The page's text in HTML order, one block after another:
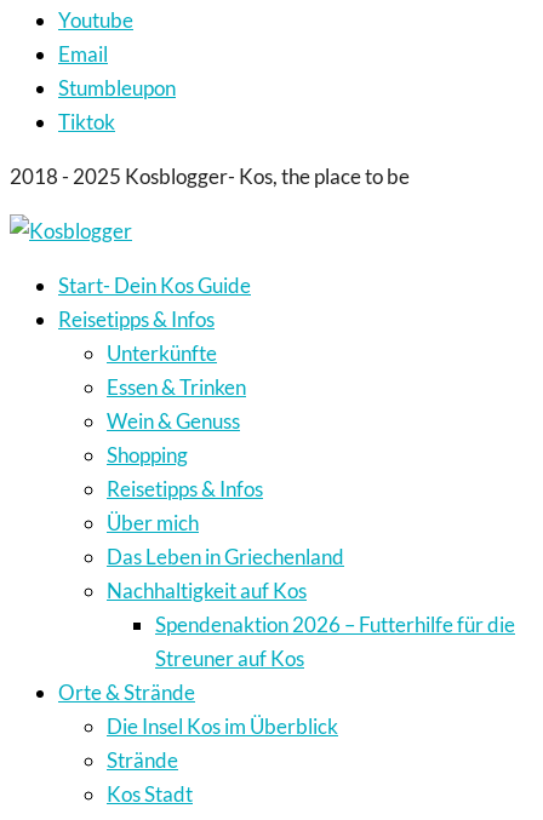
Youtube
Email
Stumbleupon
Tiktok
2018 - 2025 Kosblogger- Kos, the place to be
Start- Dein Kos Guide
Reisetipps & Infos
Unterkünfte
Essen & Trinken
Wein & Genuss
Shopping
Reisetipps & Infos
Über mich
Das Leben in Griechenland
Nachhaltigkeit auf Kos
Spendenaktion 2026 – Futterhilfe für die
Streuner auf Kos
Orte & Strände
Die Insel Kos im Überblick
Strände
Kos Stadt